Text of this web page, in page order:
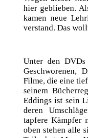
hier geblieben.
kamen neue
verstand. Das
Unter den
Geschworenen,
Filme, die eine
seinem
Eddings ist sein
deren
tapfere Kämpfer
oben stehen alle